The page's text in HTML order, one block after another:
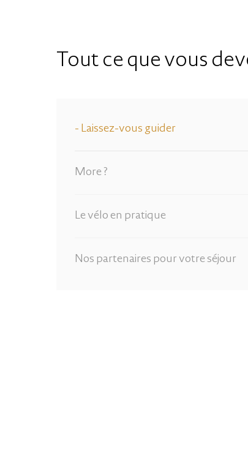
Tout ce que vous
Laissez-vous guider
More ?
Le vélo en pratique
Nos partenaires pour votre séjour